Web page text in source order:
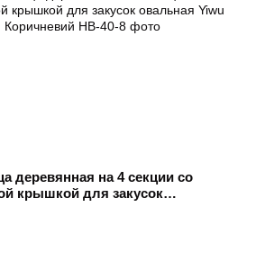
деревянная на 4 секции со
крышкой для закусок